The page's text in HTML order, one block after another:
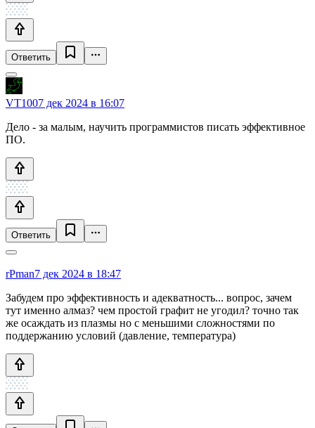
Ответить
VT1007 дек 2024 в 16:07
Дело - за малым, научить программистов писать эффективное
ПО.
Ответить
rPman7 дек 2024 в 18:47
Забудем про эффективность и адекватность... вопрос, зачем
тут именно алмаз? чем простой графит не угодил? точно так
же осаждать из плазмы но с меньшими сложностями по
поддержанию условий (давление, температура)